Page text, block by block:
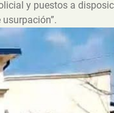
y puestos a